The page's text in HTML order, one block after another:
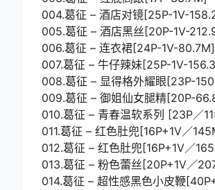
004.葛征 – 酒店对镜[25P-1V-
005.葛征 – 酒店黑丝[20P-1V-
006.葛征 – 连衣裙[24P-1V-80.7M]
007.葛征 – 牛仔辣妹[25P-1V-
008.葛征 – 显得格外耀眼[23P-
009.葛征 – 御姐仙女腿精[20P-
010.葛征 – 青春温软系列 [23P／
011.葛征 – 红色肚兜[16P+1V／
012.葛征 – 红色肚兜[16P+1V／
013.葛征 – 粉色蕾丝[20P+1V／
014.葛征 – 超性感黑色小皮鞭